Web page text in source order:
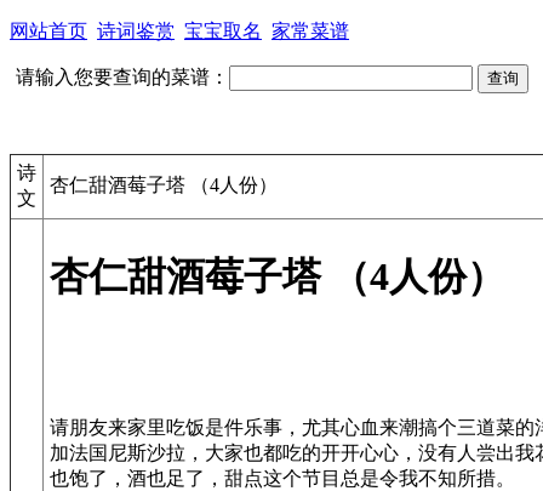
网站首页 诗词鉴赏 宝宝取名 家常菜谱
请输入您要查询的菜谱：
诗
文
杏仁甜酒莓子塔 （4人份）
杏仁甜酒莓子塔 （4人份）
请朋友来家里吃饭是件乐事，尤其心血来潮搞个三道菜
加法国尼斯沙拉，大家也都吃的开开心心，没有人尝出
也饱了，酒也足了，甜点这个节目总是令我不知所措。